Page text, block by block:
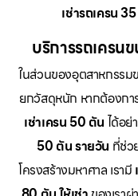
เช่ารถเครน
บริการรถเครน
ในส่วนของอุตสาหกรรม
ยกวัสดุหนัก หากต้องกา
เช่าเครน 50 ตัน ได้อย่
50 ตัน รายวัน ที่ช่ว
โครงสร้างมหาศาล เรามี